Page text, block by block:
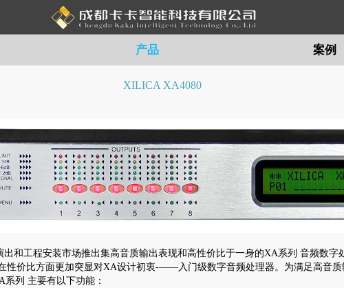
产品 案例
XILICA XA4080
和工程安装市场推出集高音质输出表现和高性价比于一身的XA系列 音频数字
性价比方面更加突显对XA设计初衷-——入门级数字音频处理器。为满足高音
列 主要有以下功能：